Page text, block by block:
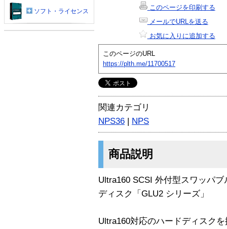
このページを印刷する
メールでURLを送る
お気に入りに追加する
このページのURL
https://plth.me/11700517
関連カテゴリ
NPS36 | NPS
商品説明
Ultra160 SCSI 外付型スワッパ
ディスク「GLU2 シリーズ」
Ultra160対応のハードディスク
ソフト・ライセンス